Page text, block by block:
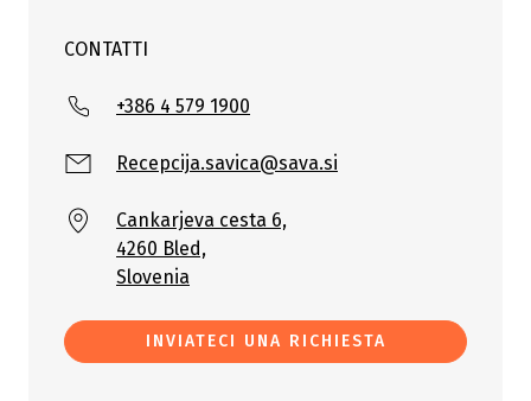
CONTATTI
+386 4 579 1900
Recepcija.savica@sava.si
Cankarjeva cesta 6,
4260 Bled,
Slovenia
INVIATECI UNA RICHIESTA